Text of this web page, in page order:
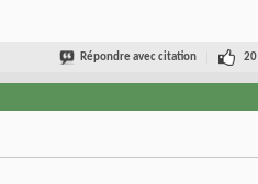
Répondre avec citation 20